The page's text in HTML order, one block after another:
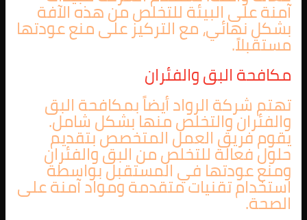
آمنة على البيئة للتخلص من هذه الآفة
بشكل نهائي، مع التركيز على منع عودتها
مستقبلاً.
مكافحة البق والفئران
تهتم شركة الرواد أيضاً بمكافحة البق
والفئران والتخلص منها بشكل شامل.
يقوم فريق العمل المتخصص بتقديم
حلول فعالة للتخلص من البق والفئران
ومنع عودتها في المستقبل بواسطة
استخدام تقنيات متقدمة ومواد آمنة على
الصحة.